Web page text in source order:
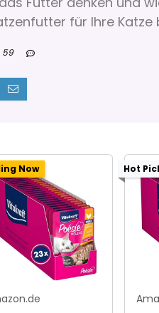
für Ihre
59
Now Hot